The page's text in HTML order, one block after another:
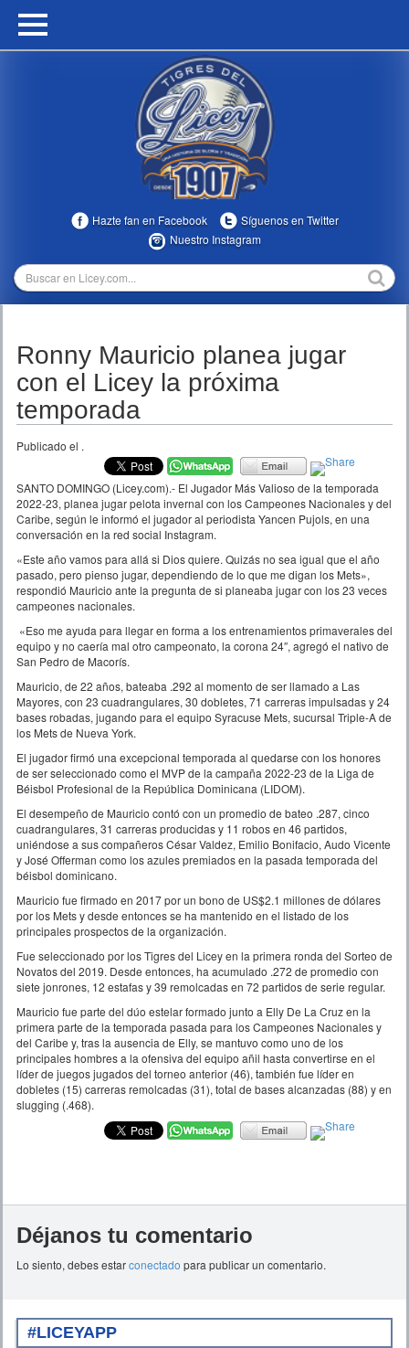
HOME
MULTIMEDIA
TEMPORADAS
Hazte fan en Facebook
Síguenos en Twitter
Nuestro Instagram
Ronny Mauricio planea jugar
con el Licey la próxima
temporada
Publicado el .
SANTO DOMINGO (Licey.com).- El Jugador Más Valioso de la temporada
2022-23, planea jugar pelota invernal con los Campeones Nacionales y del
Caribe, según le informó el jugador al periodista Yancen Pujols, en una
conversación en la red social Instagram.
«Este año vamos para allá si Dios quiere. Quizás no sea igual que el año
pasado, pero pienso jugar, dependiendo de lo que me digan los Mets»,
respondió Mauricio ante la pregunta de si planeaba jugar con los 23 veces
campeones nacionales.
«Eso me ayuda para llegar en forma a los entrenamientos primaverales del
equipo y no caería mal otro campeonato, la corona 24″, agregó el nativo de
San Pedro de Macorís.
Mauricio, de 22 años, bateaba .292 al momento de ser llamado a Las
Mayores, con 23 cuadrangulares, 30 dobletes, 71 carreras impulsadas y 24
bases robadas, jugando para el equipo Syracuse Mets, sucursal Triple-A de
los Mets de Nueva York.
El jugador firmó una excepcional temporada al quedarse con los honores
de ser seleccionado como el MVP de la campaña 2022-23 de la Liga de
Béisbol Profesional de la República Dominicana (LIDOM).
El desempeño de Mauricio contó con un promedio de bateo .287, cinco
cuadrangulares, 31 carreras producidas y 11 robos en 46 partidos,
uniéndose a sus compañeros César Valdez, Emilio Bonifacio, Audo Vicente
y José Offerman como los azules premiados en la pasada temporada del
béisbol dominicano.
Mauricio fue firmado en 2017 por un bono de US$2.1 millones de dólares
por los Mets y desde entonces se ha mantenido en el listado de los
principales prospectos de la organización.
Fue seleccionado por los Tigres del Licey en la primera ronda del Sorteo de
Novatos del 2019. Desde entonces, ha acumulado .272 de promedio con
siete jonrones, 12 estafas y 39 remolcadas en 72 partidos de serie regular.
Mauricio fue parte del dúo estelar formado junto a Elly De La Cruz en la
primera parte de la temporada pasada para los Campeones Nacionales y
del Caribe y, tras la ausencia de Elly, se mantuvo como uno de los
principales hombres a la ofensiva del equipo añil hasta convertirse en el
líder de juegos jugados del torneo anterior (46), también fue líder en
dobletes (15) carreras remolcadas (31), total de bases alcanzadas (88) y en
slugging (.468).
Déjanos tu comentario
Lo siento, debes estarconectado para publicar un comentario.
#LICEYAPP